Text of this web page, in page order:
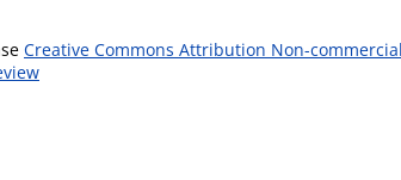
Creative Commons Attribution Non-